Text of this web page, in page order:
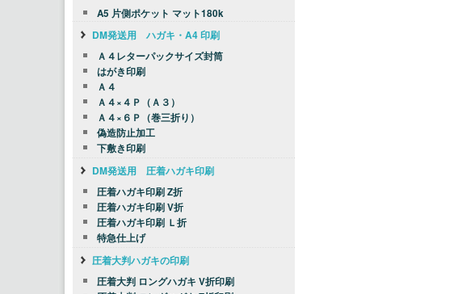
A5 片側ポケット マット180k
DM発送用 ハガキ・A4 印刷
Ａ４レターパックサイズ封筒
はがき印刷
Ａ４
Ａ４×４Ｐ（Ａ３）
Ａ４×６Ｐ（巻三折り）
偽造防止加工
下敷き印刷
DM発送用 圧着ハガキ印刷
圧着ハガキ印刷 Z折
圧着ハガキ印刷 V折
圧着ハガキ印刷 Ｌ折
特急仕上げ
圧着大判ハガキの印刷
圧着大判 ロングハガキ V折印刷